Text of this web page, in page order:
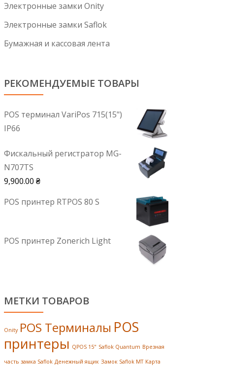
Электронные замки Onity
Электронные замки Saflok
Бумажная и кассовая лента
РЕКОМЕНДУЕМЫЕ ТОВАРЫ
POS терминал VariPos 715(15")
IP66
Фискальный регистратор MG-
N707TS
9,900.00 ₴
POS принтер RTPOS 80 S
POS принтер Zonerich Light
МЕТКИ ТОВАРОВ
Onity POS Терминалы POS
принтеры QPOS 15" Saflok Quantum Врезная
часть замка Saflok Денежный ящик Замок Saflok MT Карта